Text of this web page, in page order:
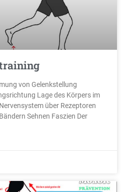
von Gelenkstellung
Lage des Körpers im
über Rezeptoren
Sehnen Faszien Der